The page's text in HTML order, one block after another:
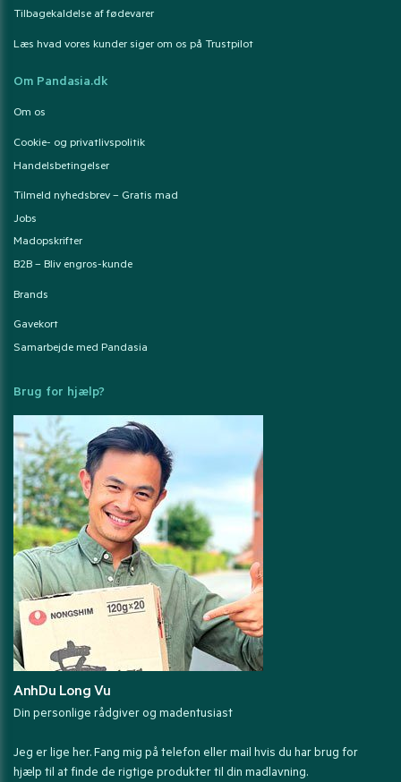
Tilbagekaldelse af fødevarer
Læs hvad vores kunder siger om os på Trustpilot
Om Pandasia.dk
Om os
Cookie- og privatlivspolitik
Handelsbetingelser
Tilmeld nyhedsbrev – Gratis mad
Jobs
Madopskrifter
B2B – Bliv engros-kunde
Brands
Gavekort
Samarbejde med Pandasia
Brug for hjælp?
AnhDu Long Vu
Din personlige rådgiver og madentusiast
Jeg er lige her. Fang mig på telefon eller mail hvis du har brug for
hjælp til at finde de rigtige produkter til din madlavning.